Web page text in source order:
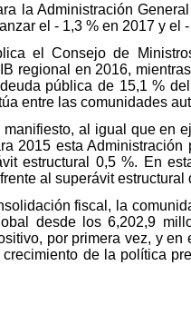
la Administración
el - 1,3 % en 2017 y el
el Consejo de
regional en 2016,
pública de 15,1 %
entre las comunidades
al igual que en
2015 esta
estructural 0,5 %. En
al superávit
fiscal, la
desde los 6,202,9
por primera vez, y
de la política